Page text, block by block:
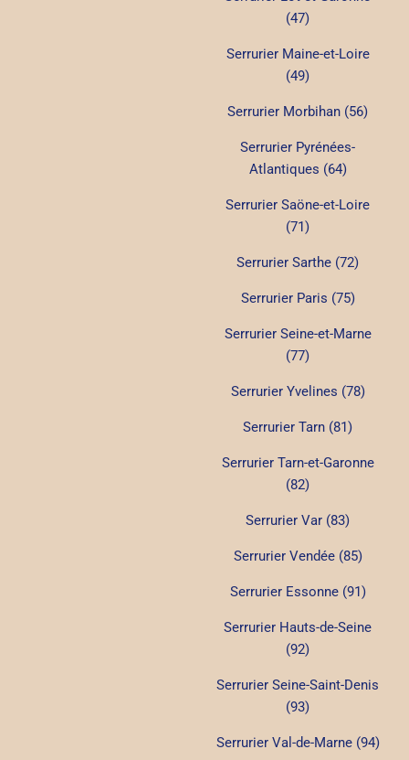
(47)
Serrurier Maine-et-Loire
(49)
Serrurier Morbihan (56)
Serrurier Pyrénées-
Atlantiques (64)
Serrurier Saöne-et-Loire
(71)
Serrurier Sarthe (72)
Serrurier Paris (75)
Serrurier Seine-et-Marne
(77)
Serrurier Yvelines (78)
Serrurier Tarn (81)
Serrurier Tarn-et-Garonne
(82)
Serrurier Var (83)
Serrurier Vendée (85)
Serrurier Essonne (91)
Serrurier Hauts-de-Seine
(92)
Serrurier Seine-Saint-Denis
(93)
Serrurier Val-de-Marne (94)